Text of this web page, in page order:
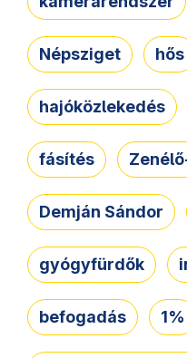
Népsziget hős
hajóközlekedés
fásítés
Demján Sándor
gyógyfürdők
befogadás 1%